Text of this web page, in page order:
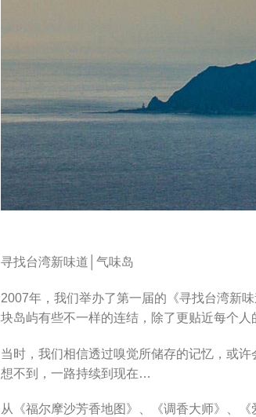
寻找台湾新味道│气味岛
2007年，我们举办了第一届的《寻找台湾新
块岛屿有些不一样的连结，除了更贴近每个
当时，我们相信透过嗅觉所储存的记忆，或
想不到，一路持续到现在…
从《福尔摩沙芳香地图》、《调香大师》、